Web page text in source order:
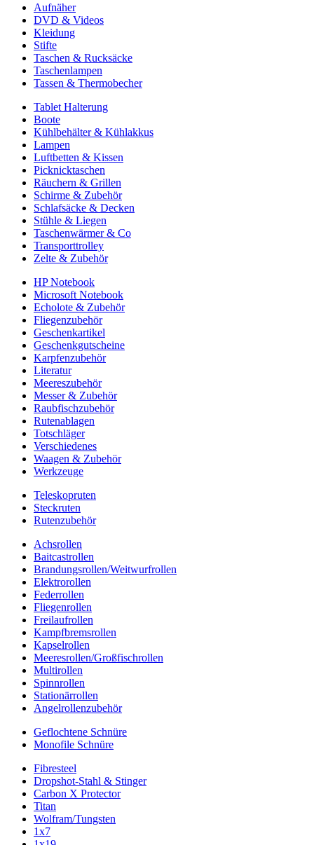
Aufnäher
DVD & Videos
Kleidung
Stifte
Taschen & Rucksäcke
Taschenlampen
Tassen & Thermobecher
Tablet Halterung
Boote
Kühlbehälter & Kühlakkus
Lampen
Luftbetten & Kissen
Picknicktaschen
Räuchern & Grillen
Schirme & Zubehör
Schlafsäcke & Decken
Stühle & Liegen
Taschenwärmer & Co
Transporttrolley
Zelte & Zubehör
HP Notebook
Microsoft Notebook
Echolote & Zubehör
Fliegenzubehör
Geschenkartikel
Geschenkgutscheine
Karpfenzubehör
Literatur
Meereszubehör
Messer & Zubehör
Raubfischzubehör
Rutenablagen
Totschläger
Verschiedenes
Waagen & Zubehör
Werkzeuge
Teleskopruten
Steckruten
Rutenzubehör
Achsrollen
Baitcastrollen
Brandungsrollen/Weitwurfrollen
Elektrorollen
Federrollen
Fliegenrollen
Freilaufrollen
Kampfbremsrollen
Kapselrollen
Meeresrollen/Großfischrollen
Multirollen
Spinnrollen
Stationärrollen
Angelrollenzubehör
Geflochtene Schnüre
Monofile Schnüre
Fibresteel
Dropshot-Stahl & Stinger
Carbon X Protector
Titan
Wolfram/Tungsten
1x7